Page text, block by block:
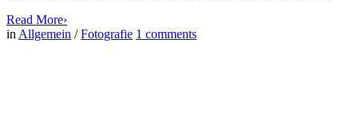
Read More›
in Allgemein /Fotografie 1 comments